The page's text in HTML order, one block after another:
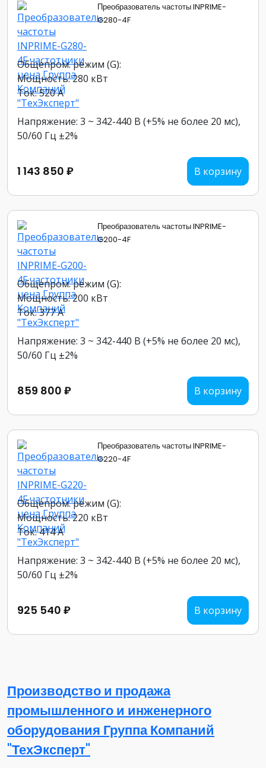
Преобразователь частоты INPRIME-
G280-4F
Общепром. режим (G):
Мощность: 280 кВт
Ток: 520 А
Напряжение: 3 ~ 342-440 В (+5% не более 20 мс),
50/60 Гц ±2%
1 143 850 ₽ В корзину
Преобразователь частоты INPRIME-
G200-4F
Общепром. режим (G):
Мощность: 200 кВт
Ток: 377 А
Напряжение: 3 ~ 342-440 В (+5% не более 20 мс),
50/60 Гц ±2%
859 800 ₽ В корзину
Преобразователь частоты INPRIME-
G220-4F
Общепром. режим (G):
Мощность: 220 кВт
Ток: 414 А
Напряжение: 3 ~ 342-440 В (+5% не более 20 мс),
50/60 Гц ±2%
925 540 ₽ В корзину
Производство и продажа
промышленного и инженерного
оборудования Группа Компаний
"ТехЭксперт"